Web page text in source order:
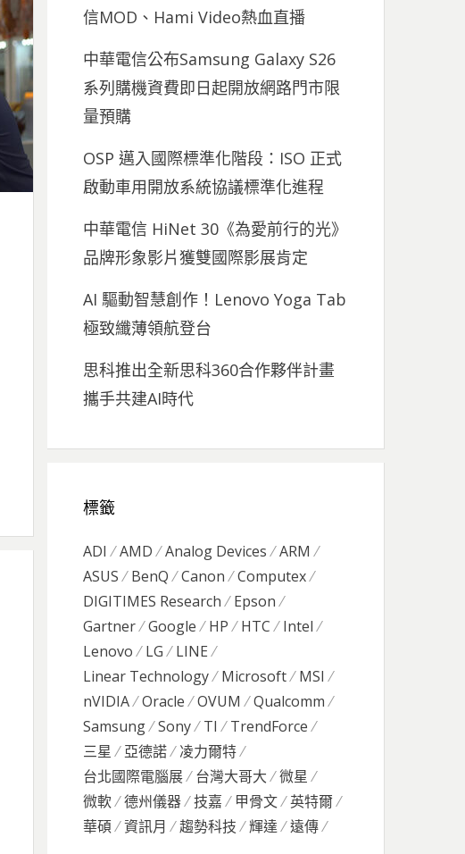
信MOD、Hami Video熱血直播
中華電信公布Samsung Galaxy S26
系列購機資費即日起開放網路門市限
量預購
OSP 邁入國際標準化階段：ISO 正式
啟動車用開放系統協議標準化進程
中華電信 HiNet 30《為愛前行的光》
品牌形象影片獲雙國際影展肯定
AI 驅動智慧創作！Lenovo Yoga Tab
極致纖薄領航登台
思科推出全新思科360合作夥伴計畫
攜手共建AI時代
標籤
ADI AMD Analog Devices
ARM
ASUS
BenQ Canon
Computex
DIGITIMES Research
Epson
Gartner
Google HP HTC
Intel
Lenovo
LG
LINE
Linear Technology
Microsoft
MSI
nVIDIA
Oracle OVUM
Qualcomm
Samsung
Sony TI
TrendForce
三星
亞德諾
凌力爾特
台北國際電腦展
台灣大哥大
微星
微軟
德州儀器 技嘉 甲骨文
英特爾
華碩
資訊月 趨勢科技 輝達 遠傳